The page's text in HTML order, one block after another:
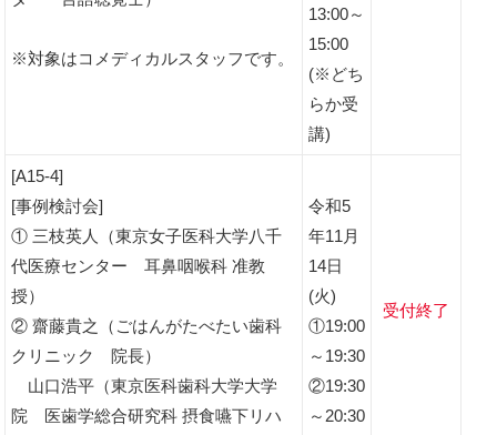
※対象はコメディカルスタッフです。
13:00～
15:00
(※どち
らか受
講)
[A15-4]
[事例検討会]
① 三枝英人（東京女子医科大学八千
代医療センター 耳鼻咽喉科 准教
授）
② 齋藤貴之（ごはんがたべたい歯科
クリニック 院長）
山口浩平（東京医科歯科大学大学
院 医歯学総合研究科 摂食嚥下リハ
令和5
年11月
14日
(火)
①19:00
～19:30
②19:30
～20:30
受付終了